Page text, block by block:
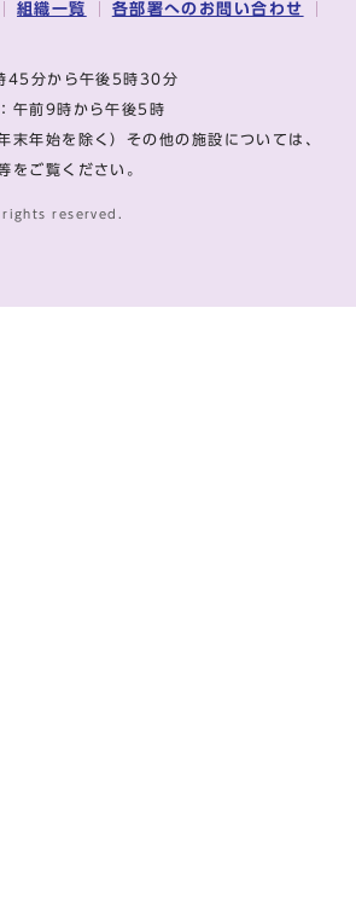
組織一覧 各部署へのお問い合わせ
45分から午後5時30分
午前9時から午後5時
末年始を除く）その他の施設については、
をご覧ください。
reserved.